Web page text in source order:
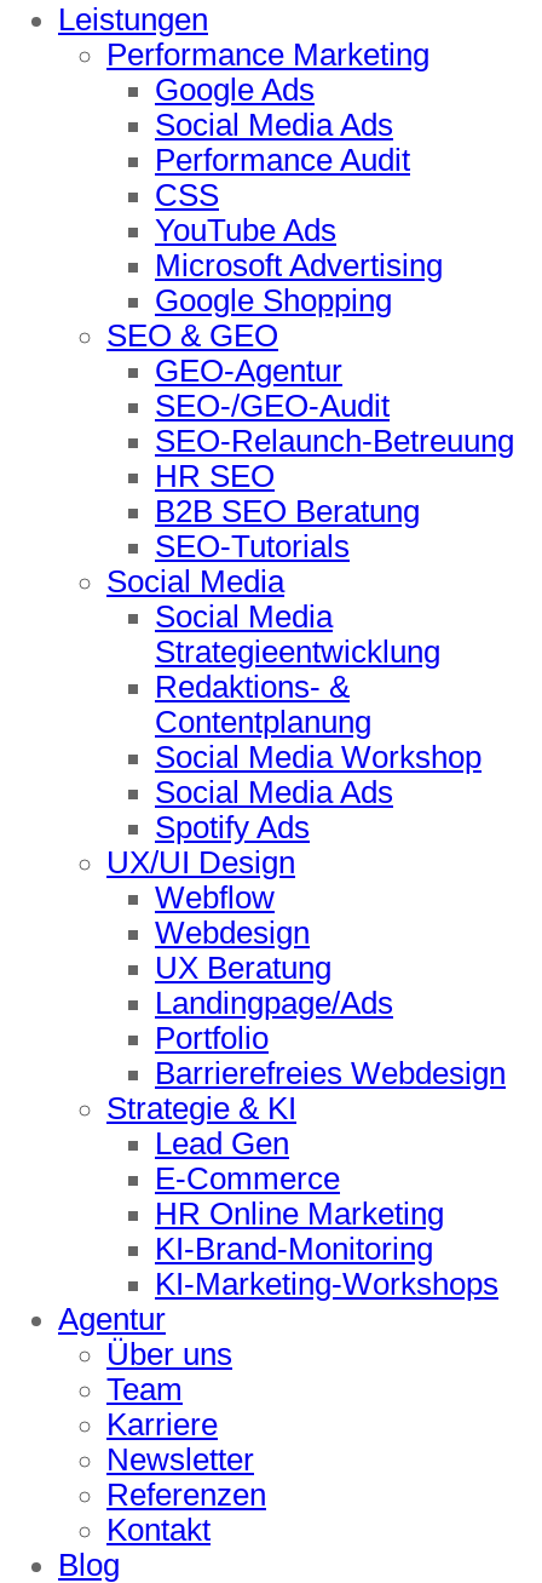
Leistungen
Performance Marketing
Google Ads
Social Media Ads
Performance Audit
CSS
YouTube Ads
Microsoft Advertising
Google Shopping
SEO & GEO
GEO-Agentur
SEO-/GEO-Audit
SEO-Relaunch-Betreuung
HR SEO
B2B SEO Beratung
SEO-Tutorials
Social Media
Social Media
Strategieentwicklung
Redaktions- &
Contentplanung
Social Media Workshop
Social Media Ads
Spotify Ads
UX/UI Design
Webflow
Webdesign
UX Beratung
Landingpage/Ads
Portfolio
Barrierefreies Webdesign
Strategie & KI
Lead Gen
E-Commerce
HR Online Marketing
KI-Brand-Monitoring
KI-Marketing-Workshops
Agentur
Über uns
Team
Karriere
Newsletter
Referenzen
Kontakt
Blog